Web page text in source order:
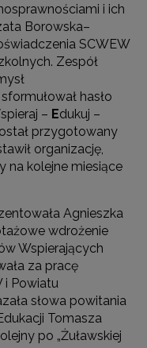
i ich
Borowska–
SCWEW
Zespół
hasło
spieraj – Edukuj –
przygotowany
organizację,
na kolejne miesiące
Agnieszka
wdrożenie
Wspierających
za pracę
i Powiatu
słowa powitania
Tomasza
po „Żuławskiej